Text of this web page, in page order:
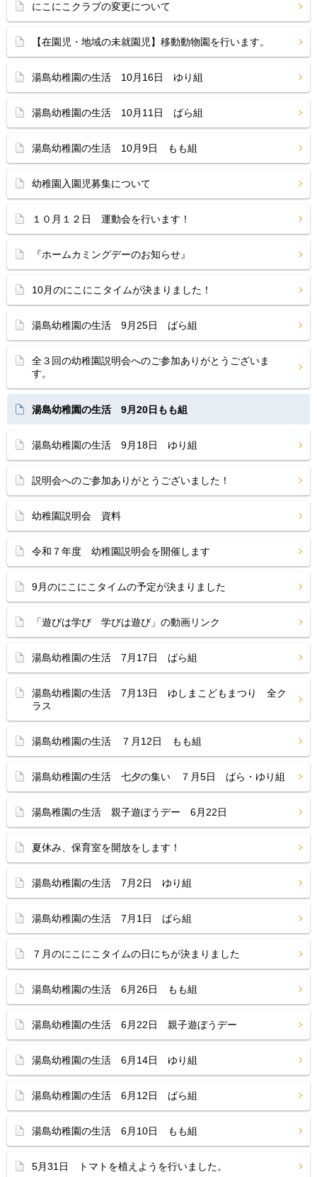
にこにこクラブの変更について
【在園児・地域の未就園児】移動動物園を行います。
湯島幼稚園の生活 10月16日 ゆり組
湯島幼稚園の生活 10月11日 ばら組
湯島幼稚園の生活 10月9日 もも組
幼稚園入園児募集について
１０月１２日 運動会を行います！
『ホームカミングデーのお知らせ』
10月のにこにこタイムが決まりました！
湯島幼稚園の生活 9月25日 ばら組
全３回の幼稚園説明会へのご参加ありがとうございま
す。
湯島幼稚園の生活 9月20日もも組
湯島幼稚園の生活 9月18日 ゆり組
説明会へのご参加ありがとうございました！
幼稚園説明会 資料
令和７年度 幼稚園説明会を開催します
9月のにこにこタイムの予定が決まりました
「遊びは学び 学びは遊び」の動画リンク
湯島幼稚園の生活 7月17日 ばら組
湯島幼稚園の生活 7月13日 ゆしまこどもまつり 全ク
ラス
湯島幼稚園の生活 ７月12日 もも組
湯島幼稚園の生活 七夕の集い ７月5日 ばら・ゆり組
湯島稚園の生活 親子遊ぼうデー 6月22日
夏休み、保育室を開放をします！
湯島幼稚園の生活 7月2日 ゆり組
湯島幼稚園の生活 7月1日 ばら組
７月のにこにこタイムの日にちが決まりました
湯島幼稚園の生活 6月26日 もも組
湯島幼稚園の生活 6月22日 親子遊ぼうデー
湯島幼稚園の生活 6月14日 ゆり組
湯島幼稚園の生活 6月12日 ばら組
湯島幼稚園の生活 6月10日 もも組
5月31日 トマトを植えようを行いました。